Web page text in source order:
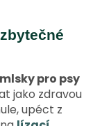
pro psy
jako zdravou
upéct z